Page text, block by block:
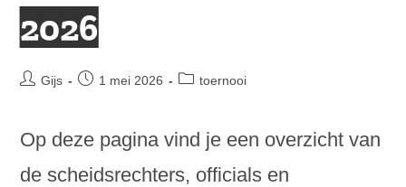
2026
Bericht
Gijs
Bericht1 mei 2026 Berichtcategorie:
toernooi
Op deze pagina vind je een overzicht van
de scheidsrechters, officials en